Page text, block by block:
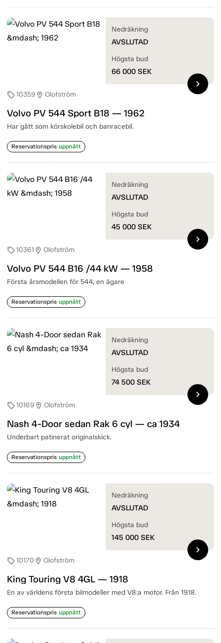
sell10359 location_on Olofström
Volvo PV 544 Sport B18 — 1962
Har gått som körskolebil och banracebil.
Reservationspris uppnått
Nedräkning
AVSLUTAD
Högsta bud
66 000 SEK
chevron_right
sell10361 location_on Olofström
Volvo PV 544 B16 /44 kW — 1958
Första årsmodellen för 544, en ägare
Reservationspris uppnått
Nedräkning
AVSLUTAD
Högsta bud
45 000 SEK
chevron_right
sell10169 location_on Olofström
Nash 4-Door sedan Rak 6 cyl — ca 1934
Underbart patinerat originalskick.
Reservationspris uppnått
Nedräkning
AVSLUTAD
Högsta bud
74 500 SEK
chevron_right
sell10170 location_on Olofström
King Touring V8 4GL — 1918
En av världens första bilmodeller med V8:a motor. Från 1918.
Reservationspris uppnått
Nedräkning
AVSLUTAD
Högsta bud
145 000 SEK
chevron_right